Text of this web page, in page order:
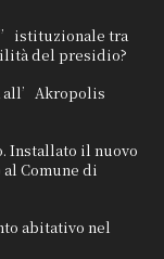
istituzionale tra
del presidio?
all’Akropolis
Installato il nuovo
Comune di
abitativo nel